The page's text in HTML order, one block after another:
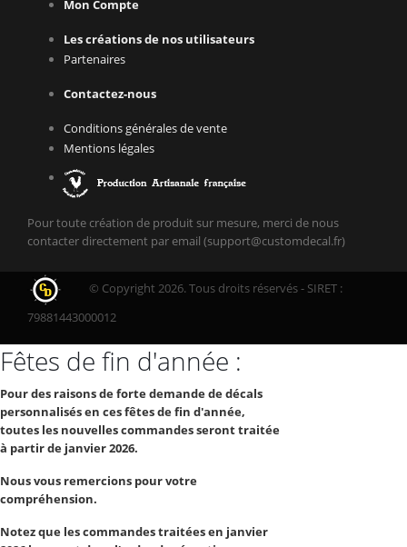
Mon Compte
Les créations de nos utilisateurs
Partenaires
Contactez-nous
Conditions générales de vente
Mentions légales
Pour toute création de produit sur mesure, merci de nous
contacter directement par email (support@customdecal.fr)
© Copyright 2026. Tous droits réservés - SIRET :
79881443000012
Fêtes de fin d'année :
Pour des raisons de forte demande de décals
personnalisés en ces fêtes de fin d'année,
toutes les nouvelles commandes seront traitée
à partir de janvier 2026.
Nous vous remercions pour votre
compréhension.
Notez que les commandes traitées en janvier